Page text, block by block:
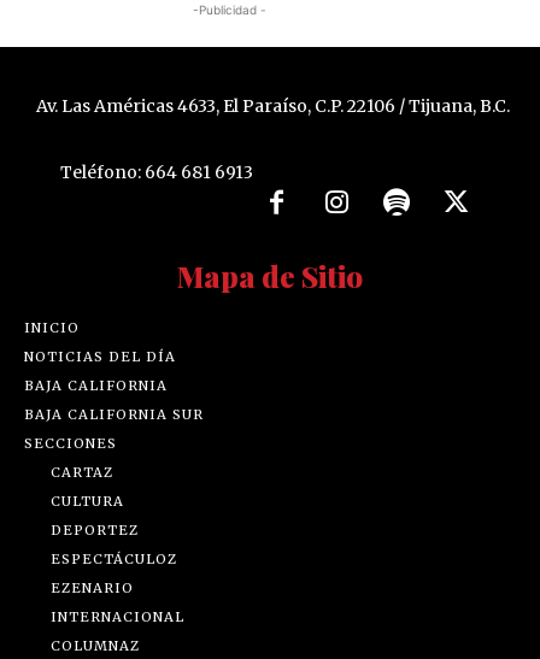
-Publicidad -
Av. Las Américas 4633, El Paraíso, C.P. 22106 / Tijuana, B.C.
Teléfono: 664 681 6913
Mapa de Sitio
INICIO
NOTICIAS DEL DÍA
BAJA CALIFORNIA
BAJA CALIFORNIA SUR
SECCIONES
CARTAZ
CULTURA
DEPORTEZ
ESPECTÁCULOZ
EZENARIO
INTERNACIONAL
COLUMNAZ